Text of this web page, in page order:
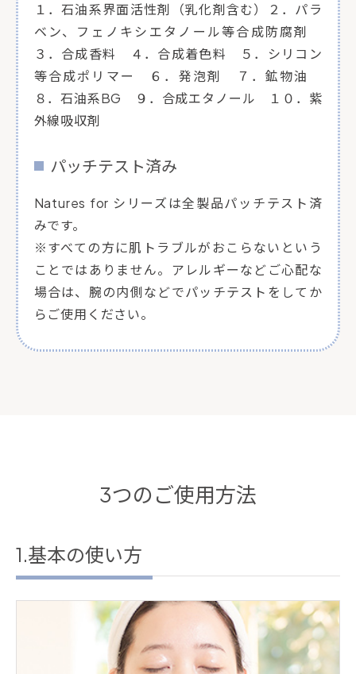
１．石油系界面活性剤（乳化剤含む）２．パラ
ベン、フェノキシエタノール等合成防腐剤
３．合成香料 ４．合成着色料 ５．シリコン
等合成ポリマー ６．発泡剤 ７．鉱物油
８．石油系BG ９．合成エタノール １０．紫
外線吸収剤
パッチテスト済み
Natures for シリーズは全製品パッチテスト済
みです。
※すべての方に肌トラブルがおこらないという
ことではありません。アレルギーなどご心配な
場合は、腕の内側などでパッチテストをしてか
らご使用ください。
3つのご使用方法
1.基本の使い方